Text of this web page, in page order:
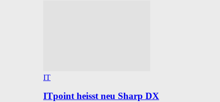
IT
ITpoint heisst neu Sharp DX